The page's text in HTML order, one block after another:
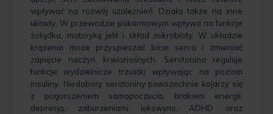
wpływać na rozwój uzależnień. Działa także na inne
układy. W przewodzie pokarmowym wpływa na funkcje
żołądka, motorykę jelit i skład mikrobioty. W układzie
krążenia może przyspieszać bicie serca i zmieniać
zapięcie naczyń krwionośnych. Serotonina reguluje
funkcje wydzielnicze trzustki wpływając na poziom
insuliny. Niedobory serotoniny powszechnie kojarzy się
z pogorszeniem samopoczucia, brakiem energii,
depresją, zaburzeniami lękowymi, ADHD oraz